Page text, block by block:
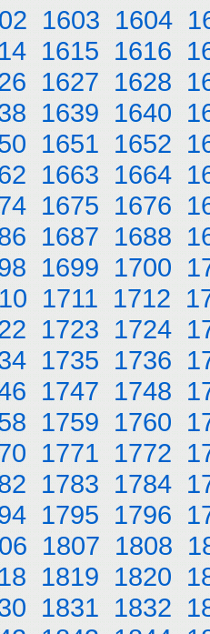
1603 1604
1615 1616
1627 1628
1639 1640
1651 1652
1663 1664
1675 1676
1687 1688
1699 1700
1711 1712
1723 1724
1735 1736
1747 1748
1759 1760
1771 1772
1783 1784
1795 1796
1807 1808
1819 1820
1831 1832